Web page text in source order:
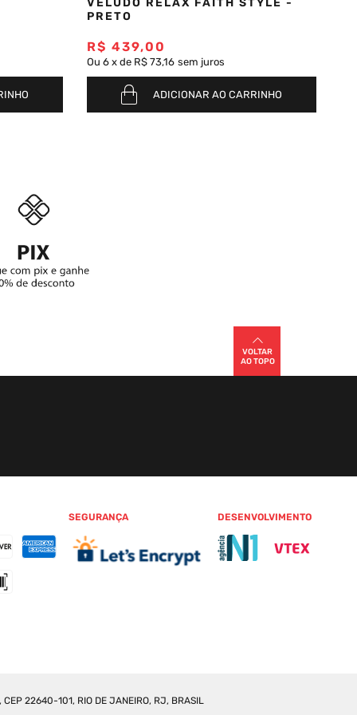
VELUDO RELAX FAITH STYLE -
PRETO
R$ 439,00
Ou 6 xde R$ 73,16 sem juros
ADICIONAR AO CARRINHO
VOLTAR
AO TOPO
SEGURANÇA DESENVOLVIMENTO
22640-101, RIO DE JANEIRO, RJ, BRASIL